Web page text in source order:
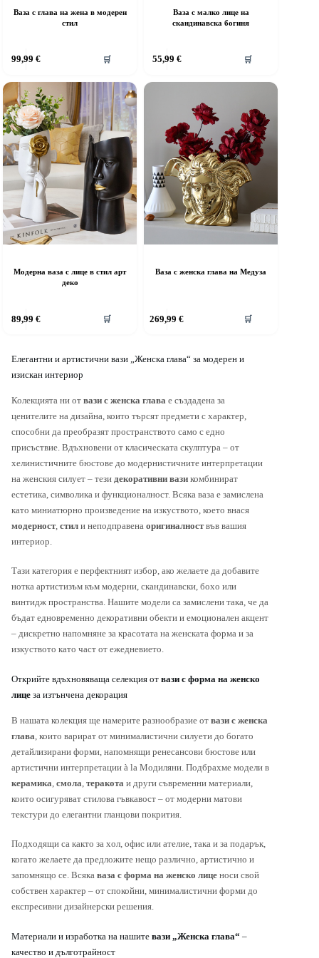
Ваза с глава на жена в модерен
стил
99,99 € 🛒
Ваза с малко лице на
скандинавска богиня
55,99 € 🛒
Модерна ваза с лице в стил арт
деко
89,99 € 🛒
Ваза с женска глава на Медуза
269,99€ 🛒
Елегантни и артистични вази „Женска глава“ за модерен и
изискан интериор
Колекцията ни от вази с женска глава е създадена за
ценителите на дизайна, които търсят предмети с характер,
способни да преобразят пространството само с едно
присъствие. Вдъхновени от класическата скулптура – от
хелинистичните бюстове до модернистичните интерпретации
на женския силует – тези декоративни вази комбинират
естетика, символика и функционалност. Всяка ваза е замислена
като миниатюрно произведение на изкуството, което внася
модерност, стил и неподправена оригиналноствъв вашия
интериор.
Тази категория е перфектният избор, ако желаете да добавите
нотка артистизъм към модерни, скандинавски, бохо или
винтидж пространства. Нашите модели са замислени така, че да
бъдат едновременно декоративни обекти и емоционален акцент
– дискретно напомняне за красотата на женската форма и за
изкуството като част от ежедневието.
Открийте вдъхновяваща селекция от вази с форма на женско
лице за изтънчена декорация
В нашата колекция ще намерите разнообразие от вази с женска
глава , които варират от минималистични силуети до богато
детайлизирани форми, напомнящи ренесансови бюстове или
артистични интерпретации à la Модиляни. Подбрахме модели в
керамика смола теракота и други съвременни материали,
които осигуряват стилова гъвкавост – от модерни матови
текстури до елегантни гланцови покрития.
Подходящи са както за хол, офис или ателие, така и за подарък,
когато желаете да предложите нещо различно, артистично и
запомнящо се. Всяка ваза с форма на женско лице носи свой
собствен характер – от спокойни, минималистични форми до
експресивни дизайнерски решения.
Материали и изработка на нашите вази „Женска глава“ –
качество и дълготрайност